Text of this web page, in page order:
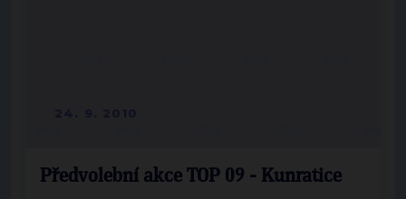
Předvolební akce TOP 09 - Kunratice